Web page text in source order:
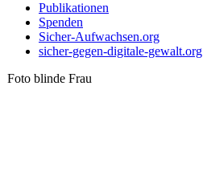
Publikationen
Spenden
Sicher-Aufwachsen.org
sicher-gegen-digitale-gewalt.org